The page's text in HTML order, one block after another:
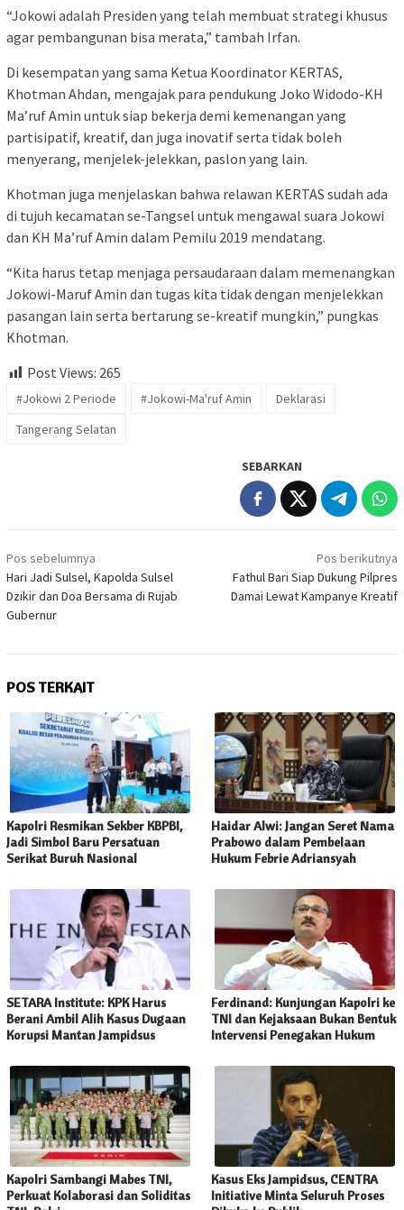
“Jokowi adalah Presiden yang telah membuat strategi khusus
agar pembangunan bisa merata,” tambah Irfan.
Di kesempatan yang sama Ketua Koordinator KERTAS,
Khotman Ahdan, mengajak para pendukung Joko Widodo-KH
Ma’ruf Amin untuk siap bekerja demi kemenangan yang
partisipatif, kreatif, dan juga inovatif serta tidak boleh
menyerang, menjelek-jelekkan, paslon yang lain.
Khotman juga menjelaskan bahwa relawan KERTAS sudah ada
di tujuh kecamatan se-Tangsel untuk mengawal suara Jokowi
dan KH Ma’ruf Amin dalam Pemilu 2019 mendatang.
“Kita harus tetap menjaga persaudaraan dalam memenangkan
Jokowi-Maruf Amin dan tugas kita tidak dengan menjelekkan
pasangan lain serta bertarung se-kreatif mungkin,” pungkas
Khotman.
Post Views: 265
#Jokowi 2 Periode #Jokowi-Ma'ruf Amin
Deklarasi
Tangerang Selatan
SEBARKAN
Navigasi
pos
Pos sebelumnya
Hari Jadi Sulsel, Kapolda Sulsel
Dzikir dan Doa Bersama di Rujab
Gubernur
Pos berikutnya
Fathul Bari Siap Dukung Pilpres
Damai Lewat Kampanye Kreatif
POS TERKAIT
Kapolri Resmikan Sekber KBPBI,
Jadi Simbol Baru Persatuan
Serikat Buruh Nasional
Haidar Alwi: Jangan Seret Nama
Prabowo dalam Pembelaan
Hukum Febrie Adriansyah
SETARA Institute: KPK Harus
Berani Ambil Alih Kasus Dugaan
Korupsi Mantan Jampidsus
Ferdinand: Kunjungan Kapolri ke
TNI dan Kejaksaan Bukan Bentuk
Intervensi Penegakan Hukum
Kapolri Sambangi Mabes TNI,
Perkuat Kolaborasi dan Soliditas
Kasus Eks Jampidsus, CENTRA
Initiative Minta Seluruh Proses